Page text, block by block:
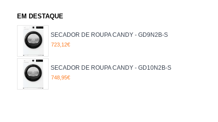
B
D
G
LARGURA
De 055.01 até 80 cm
LARGURA CM
60
EM DESTAQUE
SECADOR DE ROUPA CANDY - GD9N2B-S
723,12€
SECADOR DE ROUPA CANDY - GD10N2B-S
748,95€